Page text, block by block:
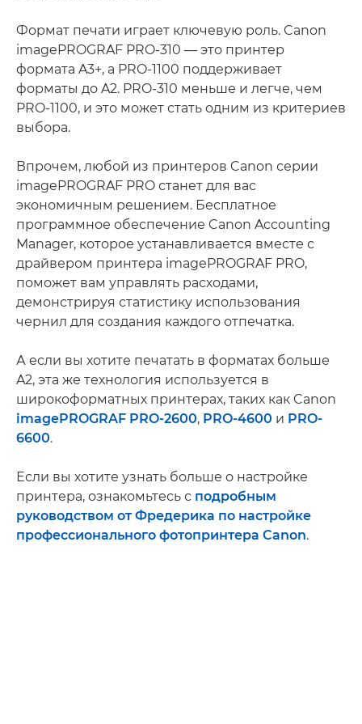
Формат печати играет ключевую роль. Canon
imagePROGRAF PRO-310 — это принтер
формата A3+, а PRO-1100 поддерживает
форматы до A2. PRO-310 меньше и легче, чем
PRO-1100, и это может стать одним из критериев
выбора.
Впрочем, любой из принтеров Canon серии
imagePROGRAF PRO станет для вас
экономичным решением. Бесплатное
программное обеспечение Canon Accounting
Manager, которое устанавливается вместе с
драйвером принтера imagePROGRAF PRO,
поможет вам управлять расходами,
демонстрируя статистику использования
чернил для создания каждого отпечатка.
А если вы хотите печатать в форматах больше
A2, эта же технология используется в
широкоформатных принтерах, таких как Canon
imagePROGRAF PRO-2600, PRO-4600 и PRO-
6600.
Если вы хотите узнать больше о настройке
принтера, ознакомьтесь с подробным
руководством от Фредерика по настройке
профессионального фотопринтера Canon.